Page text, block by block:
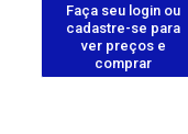
Faça seu login ou
cadastre-se para
ver preços e
comprar